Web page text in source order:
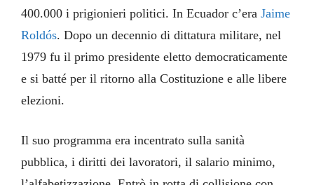
400.000 i prigionieri politici. In Ecuador c’eraJaime
Roldós. Dopo un decennio di dittatura militare, nel
1979 fu il primo presidente eletto democraticamente
e si batté per il ritorno alla Costituzione e alle libere
elezioni.
Il suo programma era incentrato sulla sanità
pubblica, i diritti dei lavoratori, il salario minimo,